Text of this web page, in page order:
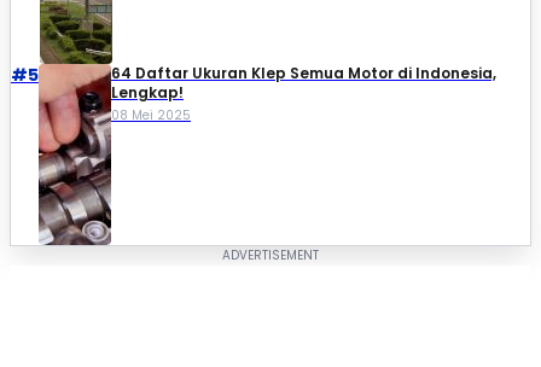
#5
64 Daftar Ukuran Klep Semua Motor di Indonesia,
Lengkap!
08 Mei 2025